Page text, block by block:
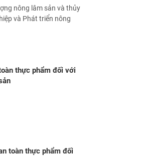
nông lâm sản và thủy
và Phát triển nông
thực phẩm đối với
toàn thực phẩm đối